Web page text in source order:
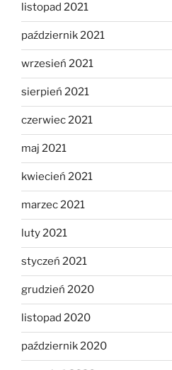
listopad 2021
październik 2021
wrzesień 2021
sierpień 2021
czerwiec 2021
maj 2021
kwiecień 2021
marzec 2021
luty 2021
styczeń 2021
grudzień 2020
listopad 2020
październik 2020